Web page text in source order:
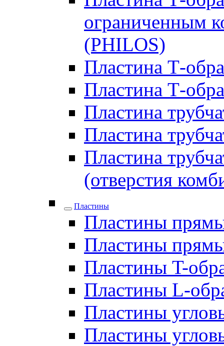
ограниченным
(PHILOS)
Пластина Т-
Пластина Т-
Пластина
Пластина
Пластина
(отверстия
Пластины
Пластины
Пластины
Пластины T-
Пластины L-
Пластины
Пластины